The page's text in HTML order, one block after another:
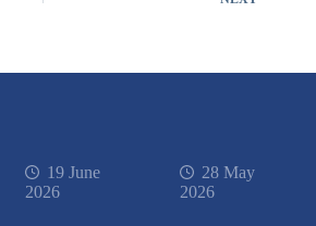
19 June
2026
28 May
2026